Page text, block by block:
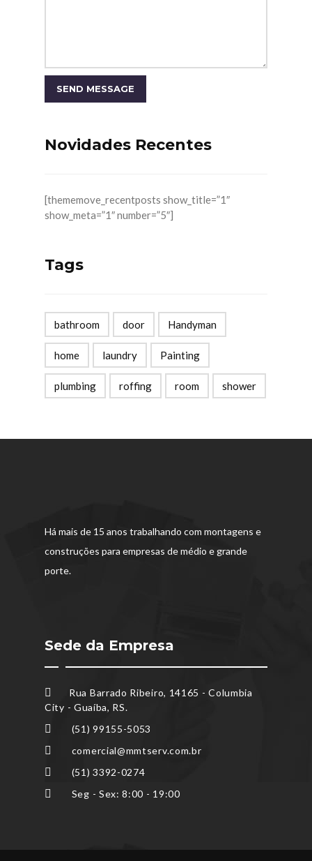
Novidades Recentes
[thememove_recentposts show_title=”1″
show_meta=”1″ number=”5″]
Tags
bathroom door Handyman
home laundry Painting
plumbing roffing room shower
Há mais de 15 anos trabalhando com montagens e
construções para empresas de médio e grande
porte.
Sede da Empresa
Rua Barrado Ribeiro, 14165 - Columbia
City - Guaíba, RS.
(51) 99155-5053
comercial@mmtserv.com.br
(51) 3392-0274
Seg - Sex: 8:00 - 19:00